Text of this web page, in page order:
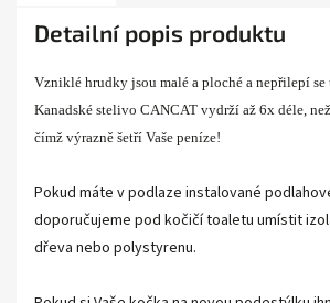
Detailní popis produktu
Vzniklé hrudky jsou malé a ploché a nepřilepí se
Kanadské stelivo CANCAT vydrží až 6x déle,
čímž výrazně šetří Vaše peníze!
Pokud máte v podlaze instalované
doporučujeme pod kočičí toaletu umístit
dřeva nebo polystyrenu.